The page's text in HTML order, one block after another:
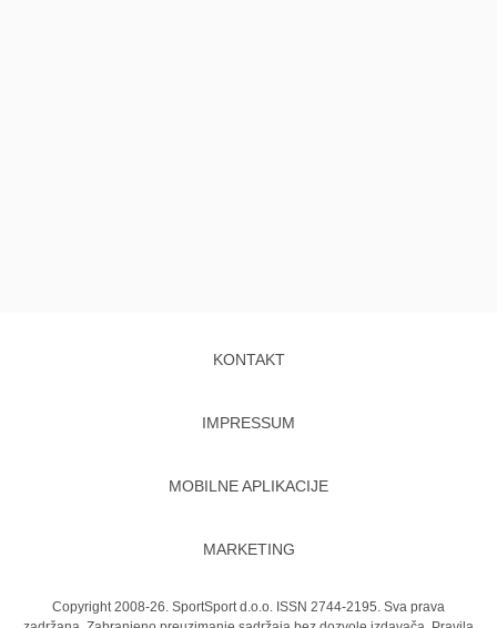
KONTAKT
IMPRESSUM
MOBILNE APLIKACIJE
MARKETING
Copyright 2008-26. SportSport d.o.o. ISSN 2744-2195. Sva prava